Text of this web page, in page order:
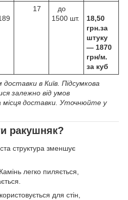
17
до
1500 шт.
18,50
грн.за
штуку
— 1870
грн/м.
за куб
доставки в Київ . Підсумкова
залежно від умов
місця доставки. Уточнюйте у
ракушняк?
структура зменшує
Камінь легко пиляється,
для стін,